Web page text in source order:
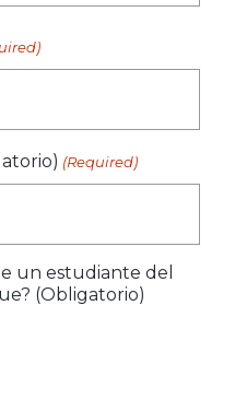
(Required)
un estudiante del
(Obligatorio)